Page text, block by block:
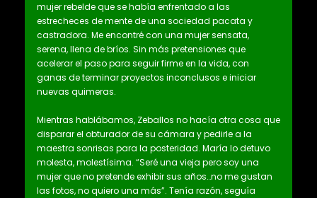
mujer rebelde que se había enfrentado a las
estrecheces de mente de una sociedad pacata y
castradora. Me encontré con una mujer sensata,
serena, llena de bríos. Sin más pretensiones que
acelerar el paso para seguir firme en la vida, con
ganas de terminar proyectos inconclusos e iniciar
nuevas quimeras.
Mientras hablábamos, Zeballos no hacía otra cosa que
disparar el obturador de su cámara y pedirle a la
maestra sonrisas para la posteridad. María lo detuvo
molesta, molestísima. “Seré una vieja pero soy una
mujer que no pretende exhibir sus años…no me gustan
las fotos, no quiero una más”. Tenía razón, seguía